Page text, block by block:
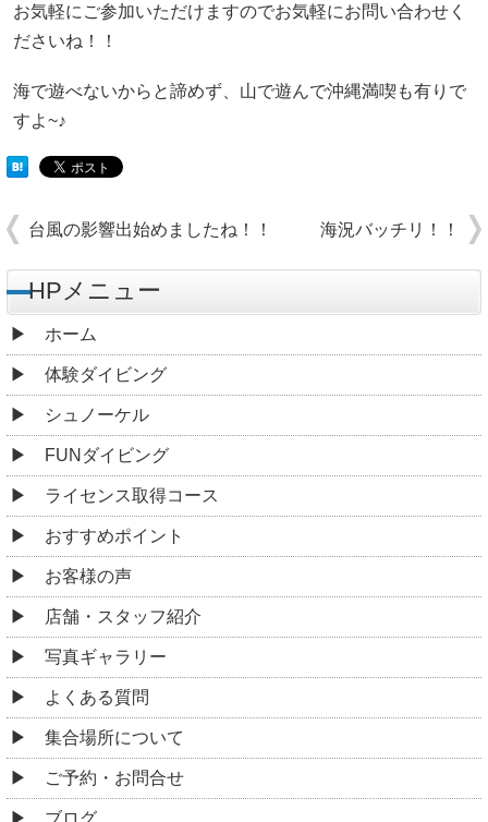
お気軽にご参加いただけますのでお気軽にお問い合わせく
ださいね！！
海で遊べないからと諦めず、山で遊んで沖縄満喫も有りで
すよ~♪
台風の影響出始めましたね！！ 海況バッチリ！！
HPメニュー
ホーム
体験ダイビング
シュノーケル
FUNダイビング
ライセンス取得コース
おすすめポイント
お客様の声
店舗・スタッフ紹介
写真ギャラリー
よくある質問
集合場所について
ご予約・お問合せ
ブログ